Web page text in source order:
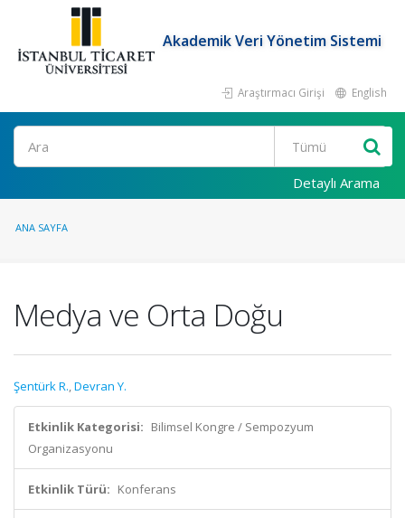
Akademik Veri Yönetim Sistemi
Araştırmacı Girişi English
Ara
Detaylı Arama
ANA SAYFA
Medya ve Orta Doğu
Şentürk R.,Devran Y.
Etkinlik Kategorisi: Bilimsel Kongre / Sempozyum
Organizasyonu
Etkinlik Türü: Konferans